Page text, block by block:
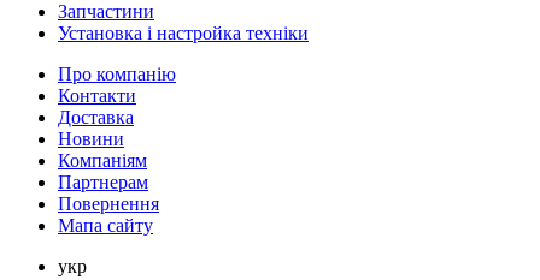
Запчастини
Установка і настройка техніки
Про компанію
Контакти
Доставка
Новини
Компаніям
Партнерам
Повернення
Мапа сайту
укр